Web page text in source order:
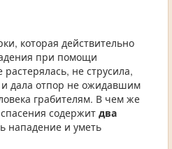
которая действительно
при помощи
не струсила,
дала отпор не ожидавшим
грабителям. В чем же
содержит два
нападение и уметь